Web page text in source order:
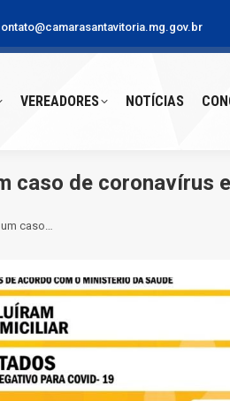
VEREADORES NOTÍCIAS
caso de coronavírus
caso…
VEREADORES NOTÍCIAS